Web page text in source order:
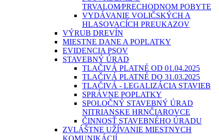
TRVALOM⁄PRECHODNOM POBYTE
VYDÁVANIE VOLIČSKÝCH A
HLASOVACÍCH PREUKAZOV
VÝRUB DREVÍN
MIESTNE DANE A POPLATKY
EVIDENCIA PSOV
STAVEBNÝ ÚRAD
TLAČIVÁ PLATNÉ OD 01.04.2025
TLAČIVÁ PLATNÉ DO 31.03.2025
TLAČIVÁ - LEGALIZÁCIA STAVIEB
SPRÁVNE POPLATKY
SPOLOČNÝ STAVEBNÝ ÚRAD
NITRIANSKE HRNČIAROVCE
ČINNOSŤ STAVEBNÉHO ÚRADU
ZVLÁŠTNE UŽÍVANIE MIESTNYCH
KOMUNIKÁCIÍ